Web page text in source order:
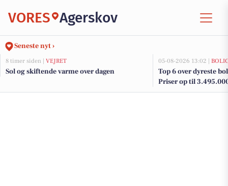
VORES Agerskov
Seneste nyt ›
8 timer siden | VEJRET
Sol og skiftende varme over dagen
05-08-2026 13:02 |
Top 6 over dyreste
Priser op til